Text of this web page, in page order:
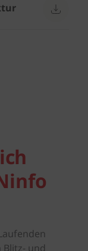
und